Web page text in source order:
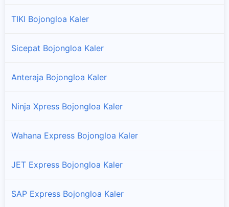
TIKI Bojongloa Kaler
Sicepat Bojongloa Kaler
Anteraja Bojongloa Kaler
Ninja Xpress Bojongloa Kaler
Wahana Express Bojongloa Kaler
JET Express Bojongloa Kaler
SAP Express Bojongloa Kaler